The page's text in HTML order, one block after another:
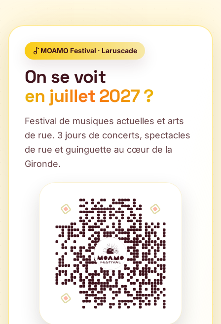
MOAMO Festival · Laruscade
On se voit
en juillet 2027 ?
Festival de musiques actuelles et arts
de rue. 3 jours de concerts, spectacles
de rue et guinguette au cœur de la
Gironde.